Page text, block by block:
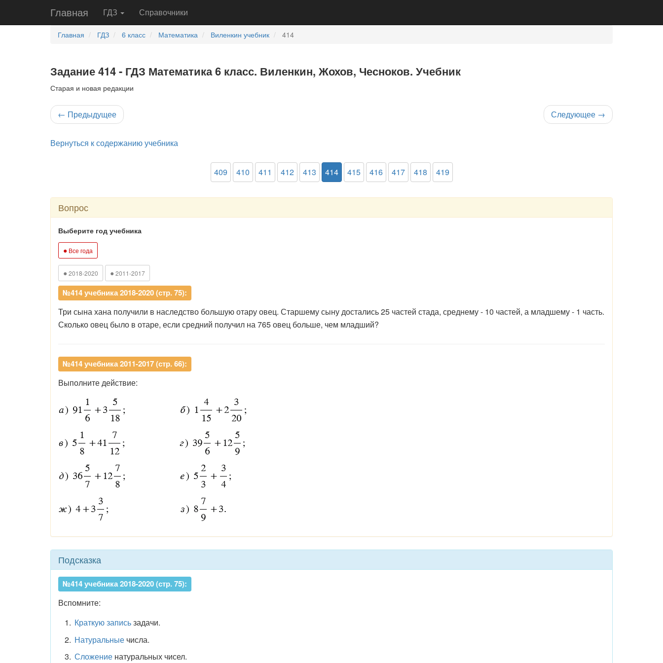
Главная ГДЗ Справочники
Главная ГДЗ 6 класс Математика Виленкин учебник 414
Задание 414 - ГДЗ Математика 6 класс. Виленкин, Жохов, Чесноков. Учебник
Старая и новая редакции
← Предыдущее Следующее →
Вернуться к содержанию учебника
409 410 411 412 413 414 415 416 417 418 419
Вопрос
Выберите год учебника
● Все года
● 2018-2020 ● 2011-2017
№414 учебника 2018-2020 (стр. 75):
Три сына хана получили в наследство большую отару овец. Старшему сыну достались 25 частей стада, среднему - 10 частей, а младшему - 1 часть.
Сколько овец было в отаре, если средний получил на 765 овец больше, чем младший?
№414 учебника 2011-2017 (стр. 66):
Выполните действие:
Подсказка
№414 учебника 2018-2020 (стр. 75):
Вспомните:
Краткую записьзадачи.
Натуральныечисла.
Сложениенатуральных чисел.